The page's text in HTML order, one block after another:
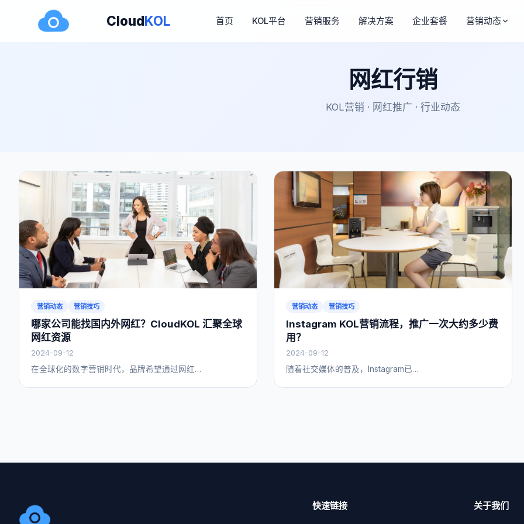
CloudKOL 首页 KOL平台 营销服务 解决方案 企业套餐 营销动态
网红行销
KOL营销 · 网红推广 · 行业动态
营销动态 营销技巧
哪家公司能找国内外网红？CloudKOL 汇聚全球
网红资源
2024-09-12
在全球化的数字营销时代，品牌希望通过网红…
营销动态 营销技巧
Instagram KOL营销流程，推广一次大约多少费
用？
2024-09-12
随着社交媒体的普及，Instagram已…
快速链接 关于我们